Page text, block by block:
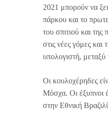
2021 μπορούν να
πάρκου και το
του σπιτιού και
στις νέες γόμες
υπολογιστή,
Οι κουλοχέρηδες
Μόσχα. Οι έξυπνοι
στην Εθνική